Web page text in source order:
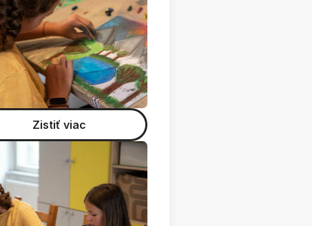
Zistiť viac